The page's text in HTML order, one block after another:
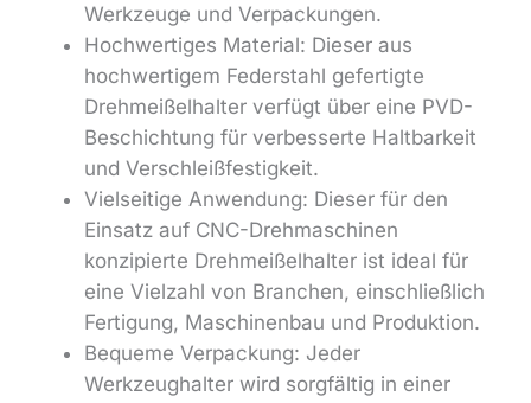
Werkzeuge und Verpackungen.
Hochwertiges Material: Dieser aus
hochwertigem Federstahl gefertigte
Drehmeißelhalter verfügt über eine PVD-
Beschichtung für verbesserte Haltbarkeit
und Verschleißfestigkeit.
Vielseitige Anwendung: Dieser für den
Einsatz auf CNC-Drehmaschinen
konzipierte Drehmeißelhalter ist ideal für
eine Vielzahl von Branchen, einschließlich
Fertigung, Maschinenbau und Produktion.
Bequeme Verpackung: Jeder
Werkzeughalter wird sorgfältig in einer